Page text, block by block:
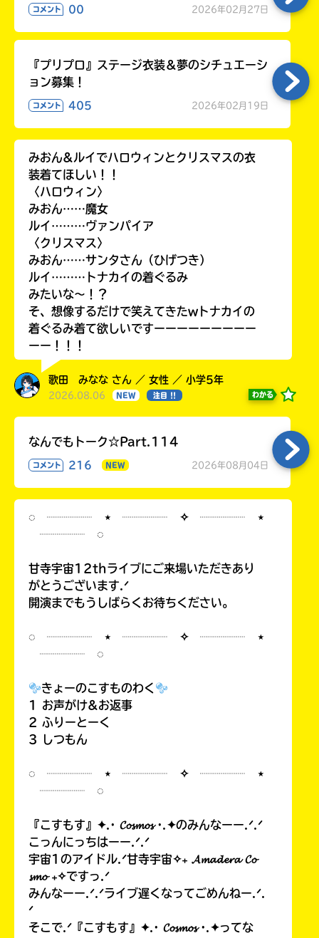
コメント 00 2026年02月27日
『プリプロ』ステージ衣装＆夢のシチュエーシ
ョン募集！
コメント 405 2026年02月19日
みおん&ルイでハロウィンとクリスマスの衣
装着てほしい！！
〈ハロウィン〉
みおん……魔女
ルイ………ヴァンパイア
〈クリスマス〉
みおん……サンタさん（ひげつき）
ルイ………トナカイの着ぐるみ
みたいな〜！？
そ、想像するだけで笑えてきたwトナカイの
着ぐるみ着て欲しいですーーーーーーーーー
ーー！！！
歌田 みなな さん ／ 女性 ／ 小学5年
2026.08.06 NEW 注目 !! わかる
なんでもトーク☆Part.114
コメント 216 NEW 2026年08月04日
◌ ┈┈┈┈ ⋆ ┈┈┈┈ ✧ ┈┈┈┈ ⋆
┈┈┈┈ ◌
甘寺宇宙12thライブにご来場いただきあり
がとうございます.ᐟ
開演までもうしばらくお待ちください。
◌ ┈┈┈┈ ⋆ ┈┈┈┈ ✧ ┈┈┈┈ ⋆
┈┈┈┈ ◌
きょーのこすものわく
1 お声がけ&お返事
2 ふりーとーく
3 しつもん
◌ ┈┈┈┈ ⋆ ┈┈┈┈ ✧ ┈┈┈┈ ⋆
┈┈┈┈ ◌
『こすもす』✦.· 𝓒𝓸𝓼𝓶𝓸𝓼 ·.✦のみんなーー.ᐟ.ᐟ
こっんにっちはーー.ᐟ.ᐟ
宇宙1のアイドル.ᐟ甘寺宇宙✧₊ 𝓐𝓶𝓪𝓭𝓮𝓻𝓪 𝓒𝓸
𝓼𝓶𝓸 ₊✧ですっ.ᐟ
みんなーー.ᐟ.ᐟライブ遅くなってごめんねー.ᐟ.
ᐟ
そこで.ᐟ『こすもす』✦.· 𝓒𝓸𝓼𝓶𝓸𝓼 ·.✦ってな